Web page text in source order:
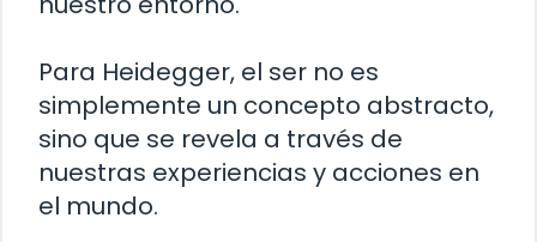
Para Heidegger, el ser no es
simplemente un concepto abstracto,
sino que se revela a través de
nuestras experiencias y acciones en
el mundo.